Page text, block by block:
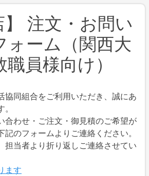
】 注文・お問い
ォーム（関西大
員様向け）
協同組合をご利用いただき、誠にあ
合わせ・ご注文・御見積のご希望が
記のフォームよりご連絡ください。
担当者より折り返しご連絡させてい
ます